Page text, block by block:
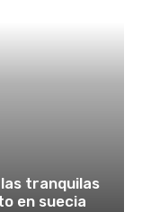
tranquilas
en suecia